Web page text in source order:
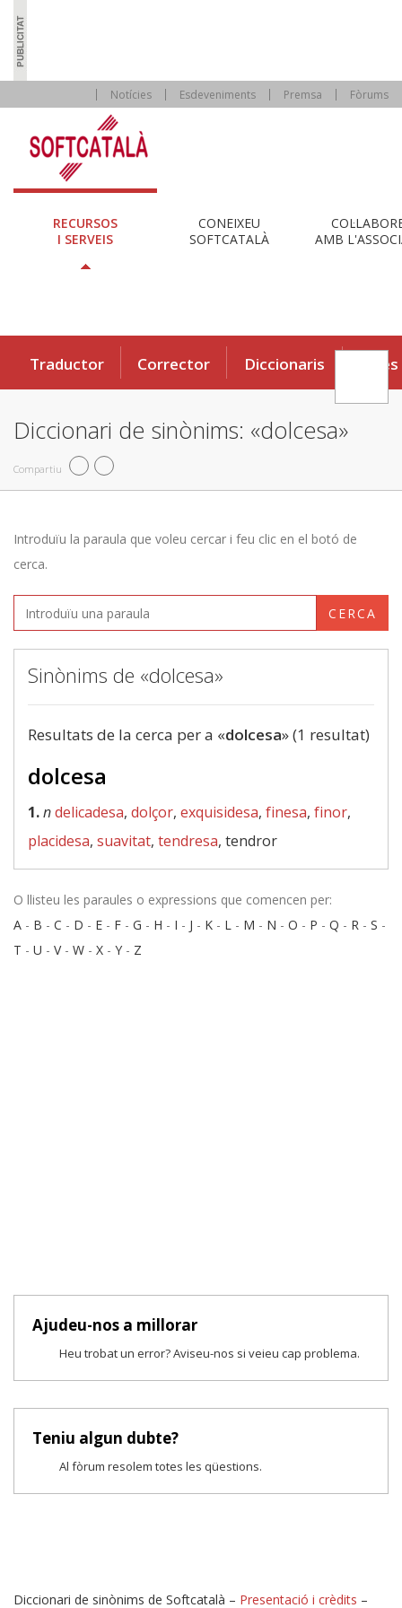
Notícies Esdeveniments Premsa Fòrums
RECURSOS
I SERVEIS
CONEIXEU
SOFTCATALÀ
AMB
Traductor Corrector Diccionaris Eines
Diccionari de sinònims: «dolcesa»
Compartiu
Introduïu la paraula que voleu cercar i feu clic en el botó de
cerca.
CERCA
Sinònims de «dolcesa»
Resultats de la cerca per a «dolcesa» (1 resultat)
dolcesa
1.ndelicadesa, dolçor, exquisidesa, finesa, finor,
placidesa, suavitat, tendresa, tendror
O llisteu les paraules o expressions que comencen per:
A - B - C - D - E - F - G - H - I - J - K - L - M - N - O - P - Q - R - S -
T - U - V- W - X - Y - Z
Ajudeu-nos a millorar
Heu trobat un error? Aviseu-nos si veieu cap problema.
Teniu algun dubte?
Al fòrum resolem totes les qüestions.
Diccionari de sinònims de Softcatalà – Presentació i crèdits –